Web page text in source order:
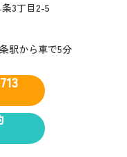
3丁目2-5
駅から車で5分